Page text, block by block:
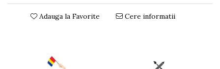
Adauga la Favorite Cere informatii